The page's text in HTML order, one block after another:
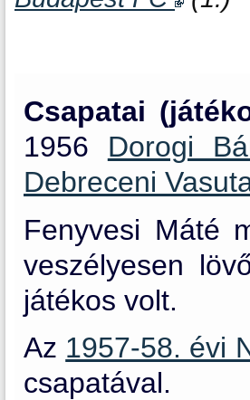
Csapatai
1956 Dorogi
Debreceni
Fenyvesi Máté
veszélyesen
játékos volt.
Az 1957-58. évi
csapatával.